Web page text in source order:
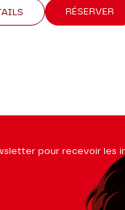
RÉSERVER
pour recevoir les